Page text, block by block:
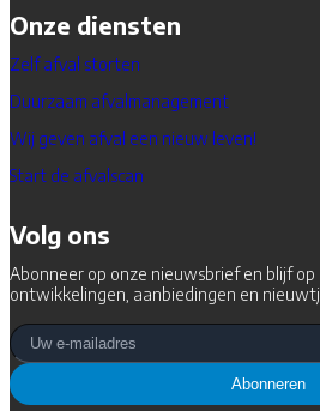
Onze diensten
Zelf afval storten
Duurzaam afvalmanagement
Wij geven afval een nieuw leven!
Start de afvalscan
Volg ons
Abonneer op onze nieuwsbrief en blijf
ontwikkelingen, aanbiedingen en
Abonneren